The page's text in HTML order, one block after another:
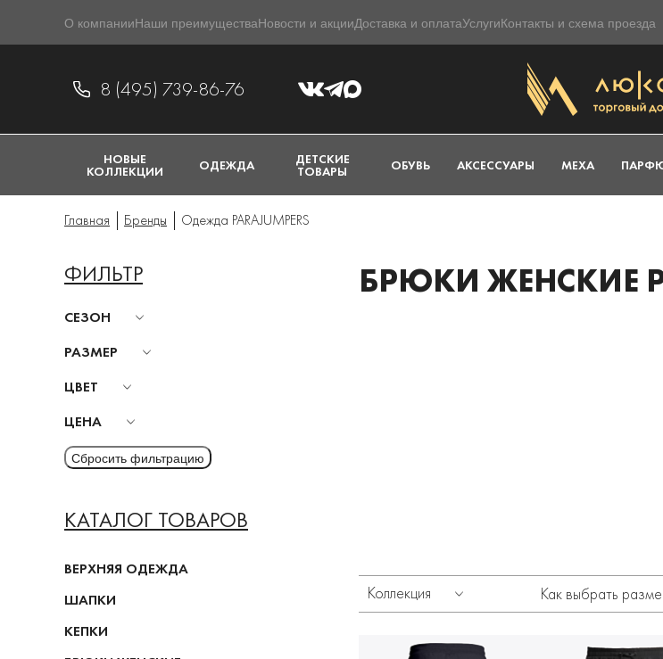
О компанииНаши преимуществаНовости и акцииДоставка и оплатаУслугиКонтакты и схема проезда
8 (495) 739-86-76
НОВЫЕ
КОЛЛЕКЦИИ ОДЕЖДА ДЕТСКИЕ
ТОВАРЫ ОБУВЬ АКСЕССУАРЫ МЕХА
Главная Бренды Одежда PARAJUMPERS
ФИЛЬТР
СЕЗОН
РАЗМЕР
ЦВЕТ
ЦЕНА
КАТАЛОГ ТОВАРОВ
ВЕРХНЯЯ ОДЕЖДА
ШАПКИ
КЕПКИ
БРЮКИ ЖЕНСКИЕ
Коллекция Как выбрать